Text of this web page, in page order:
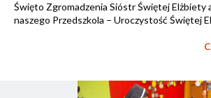
Święto Zgromadzenia Sióstr Świętej Elżbiety
naszego Przedszkola – Uroczystość Świętej